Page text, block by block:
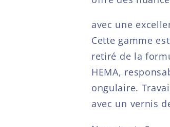
avec une
Cette gamme
retiré de la
HEMA,
ongulaire.
avec un vernis